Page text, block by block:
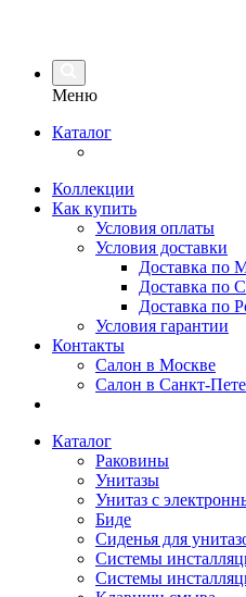
Меню
Каталог
Коллекции
Как купить
Условия оплаты
Условия доставки
Доставка по
Доставка по
Доставка по
Условия гарантии
Контакты
Салон в Москве
Салон в Санкт-
Каталог
Раковины
Унитазы
Унитаз с
Биде
Сиденья для
Системы
Системы